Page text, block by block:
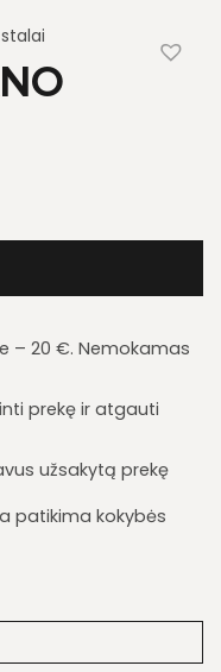
– 20 €. Nemokamas
prekę ir atgauti
užsakytą prekę
patikima kokybės